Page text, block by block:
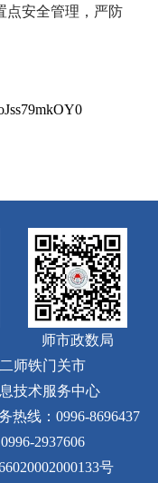
点安全管理，严防
师市政数局
师铁门关市
技术服务中心
热线：0996-8696437
2937606
号